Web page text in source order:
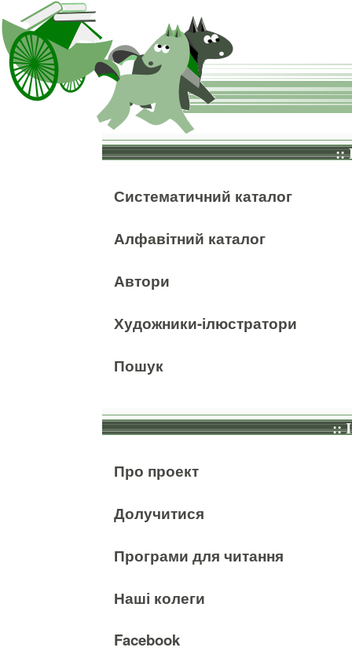
::
Систематичний каталог
Алфавітний каталог
Автори
Художники-ілюстратори
Пошук
::
Про проект
Долучитися
Програми для читання
Наші колеги
Facebook